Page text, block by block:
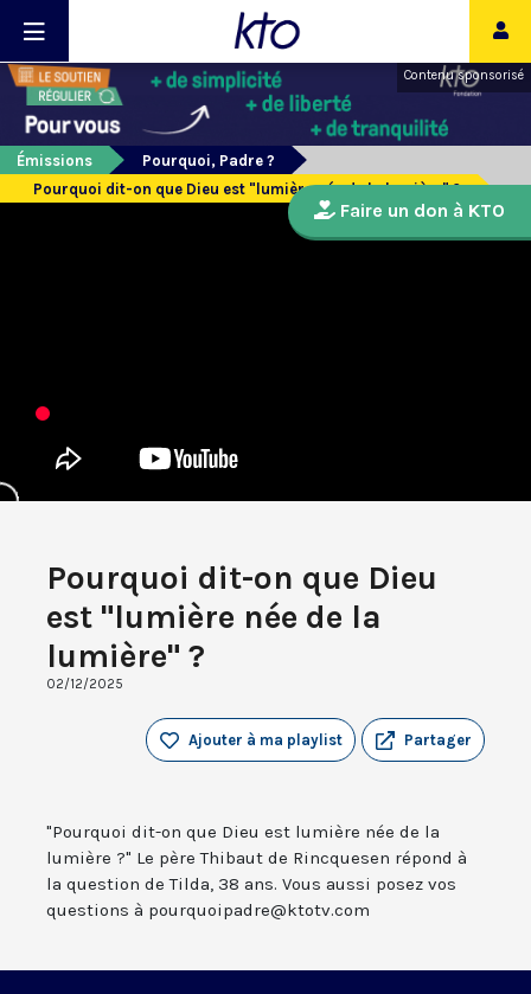
Contenu sponsorisé
Émissions
Pourquoi, Padre ?
Pourquoi dit-on que Dieu est "lumière née de la lumière" ?
Pourquoi dit-on que Dieu
est "lumière née de la
lumière" ?
02/12/2025
Partager
Ajouter à ma playlist
"Pourquoi dit-on que Dieu est lumière née de la
lumière ?" Le père Thibaut de Rincquesen répond à
la question de Tilda, 38 ans. Vous aussi posez vos
questions à pourquoipadre@ktotv.com
Faire un don à KTO